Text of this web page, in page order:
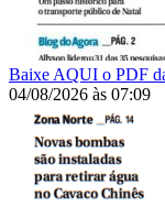
Baixe AQUI o PDF
04/08/2026 às 07:09